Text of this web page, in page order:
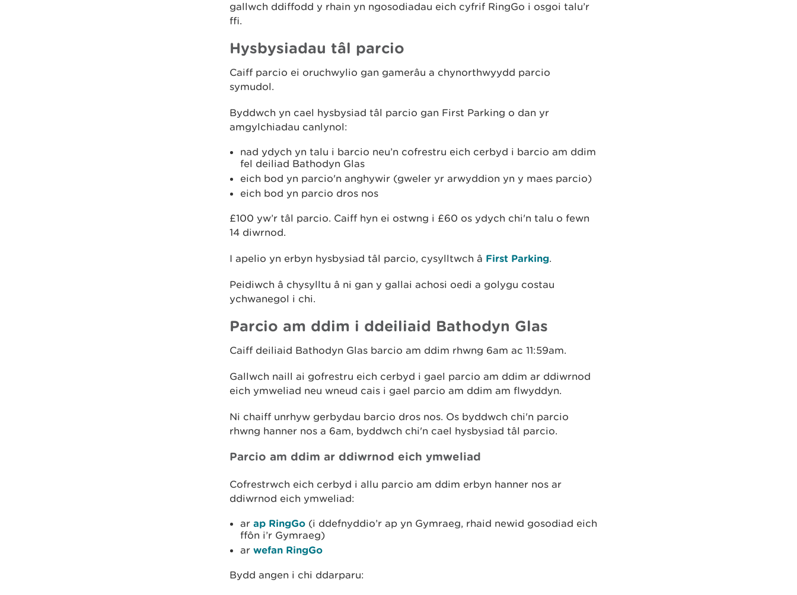
gallwch ddiffodd y rhain yn ngosodiadau eich cyfrif RingGo i osgoi talu’r
ffi.
Hysbysiadau tâl parcio
Caiff parcio ei oruchwylio gan gamerâu a chynorthwyydd parcio
symudol.
Byddwch yn cael hysbysiad tâl parcio gan First Parking o dan yr
amgylchiadau canlynol:
nad ydych yn talu i barcio neu’n cofrestru eich cerbyd i barcio am ddim
fel deiliad Bathodyn Glas
eich bod yn parcio'n anghywir (gweler yr arwyddion yn y maes parcio)
eich bod yn parcio dros nos
£100 yw’r tâl parcio. Caiff hyn ei ostwng i £60 os ydych chi'n talu o fewn
14 diwrnod.
I apelio yn erbyn hysbysiad tâl parcio, cysylltwch â First Parking.
Peidiwch â chysylltu â ni gan y gallai achosi oedi a golygu costau
ychwanegol i chi.
Parcio am ddim i ddeiliaid Bathodyn Glas
Caiff deiliaid Bathodyn Glas barcio am ddim rhwng 6am ac 11:59am.
Gallwch naill ai gofrestru eich cerbyd i gael parcio am ddim ar ddiwrnod
eich ymweliad neu wneud cais i gael parcio am ddim am flwyddyn.
Ni chaiff unrhyw gerbydau barcio dros nos. Os byddwch chi'n parcio
rhwng hanner nos a 6am, byddwch chi'n cael hysbysiad tâl parcio.
Parcio am ddim ar ddiwrnod eich ymweliad
Cofrestrwch eich cerbyd i allu parcio am ddim erbyn hanner nos ar
ddiwrnod eich ymweliad:
ar ap RingGo (i ddefnyddio’r ap yn Gymraeg, rhaid newid gosodiad eich
ffôn i’r Gymraeg)
ar wefan RingGo
Bydd angen i chi ddarparu: